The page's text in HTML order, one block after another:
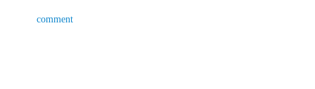
comment